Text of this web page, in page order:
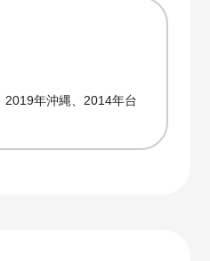
2019年沖縄、2014年台